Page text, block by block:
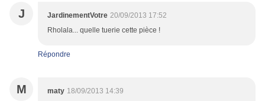
J JardinementVotre 20/09/2013 17:52
Rholala... quelle tuerie cette pièce !
Répondre
M maty 18/09/2013 14:39